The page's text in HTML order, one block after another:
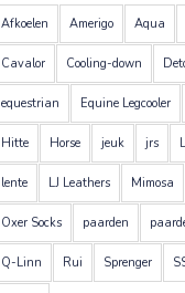
Afkoelen Amerigo Aqua
Cavalor Cooling-down
equestrian Equine Legcooler
Hitte Horse jeuk jrs
lente LJ Leathers Mimosa
Oxer Socks paarden
Q-Linn Rui Sprenger